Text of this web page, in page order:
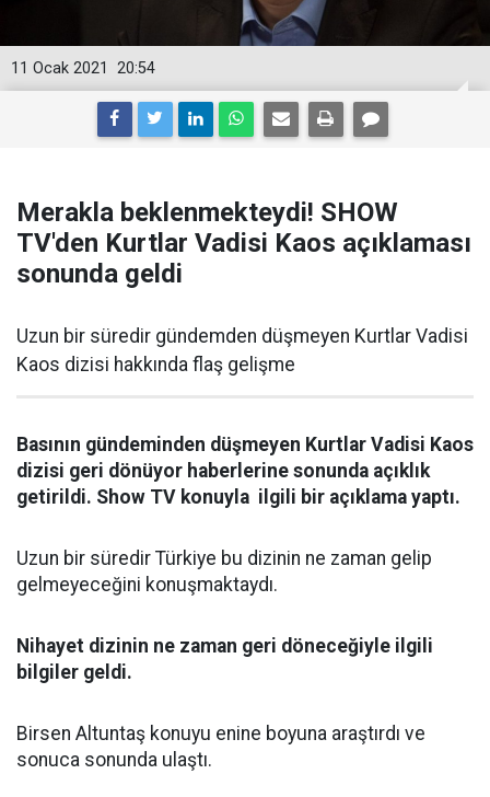
20:54
11 Ocak 2021
Merakla beklenmekteydi! SHOW
TV'den Kurtlar Vadisi Kaos açıklaması
sonunda geldi
Uzun bir süredir gündemden düşmeyen Kurtlar Vadisi
Kaos dizisi hakkında flaş gelişme
Basının gündeminden düşmeyen Kurtlar Vadisi Kaos
dizisi geri dönüyor haberlerine sonunda açıklık
getirildi. Show TV konuyla ilgili bir açıklama yaptı.
Uzun bir süredir Türkiye bu dizinin ne zaman gelip
gelmeyeceğini konuşmaktaydı.
Nihayet dizinin ne zaman geri döneceğiyle ilgili
bilgiler geldi.
Birsen Altuntaş konuyu enine boyuna araştırdı ve
sonuca sonunda ulaştı.